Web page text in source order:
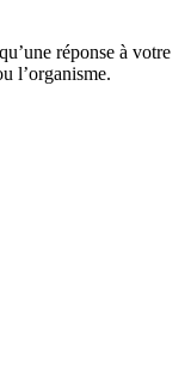
réponse à votre
l’organisme.